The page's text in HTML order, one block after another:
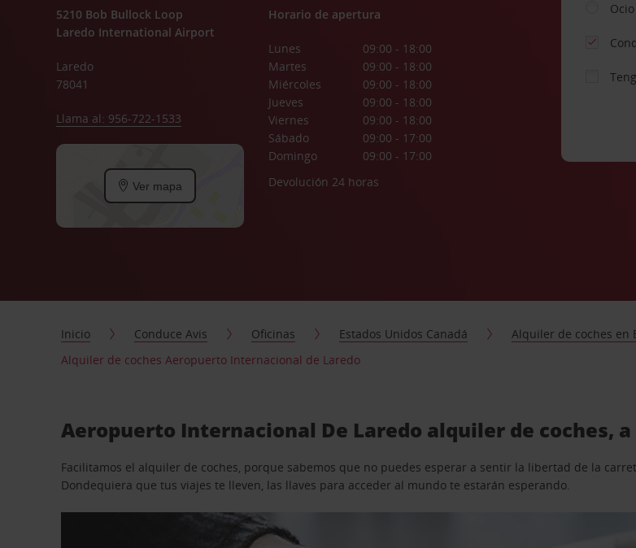
5210 Bob Bullock Loop
Laredo International Airport
Laredo
78041
Llama al: 956-722-1533
Ver mapa
Horario de apertura
Lunes
09:00 - 18:00
Martes
09:00 - 18:00
Miércoles
09:00 - 18:00
Jueves
09:00 - 18:00
Viernes
09:00 - 18:00
Sábado
09:00 - 17:00
Domingo
09:00 - 17:00
Devolución 24 horas
Ocio
Inicio Conduce Avis Oficinas Estados Unidos Canadá Alquiler de coches en
Alquiler de coches Aeropuerto Internacional de Laredo
Aeropuerto Internacional De Laredo alquiler de coches,
Facilitamos el alquiler de coches, porque sabemos que no puedes esperar a sentir la libertad de la
Dondequiera que tus viajes te lleven, las llaves para acceder al mundo te estarán esperando.